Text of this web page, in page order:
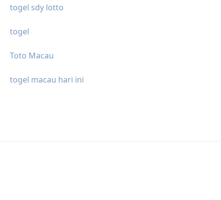
togel sdy lotto
togel
Toto Macau
togel macau hari ini